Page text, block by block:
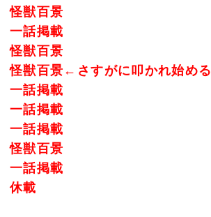
怪獣百景
一話掲載
怪獣百景
怪獣百景←さすがに叩かれ始める
一話掲載
一話掲載
一話掲載
怪獣百景
一話掲載
休載